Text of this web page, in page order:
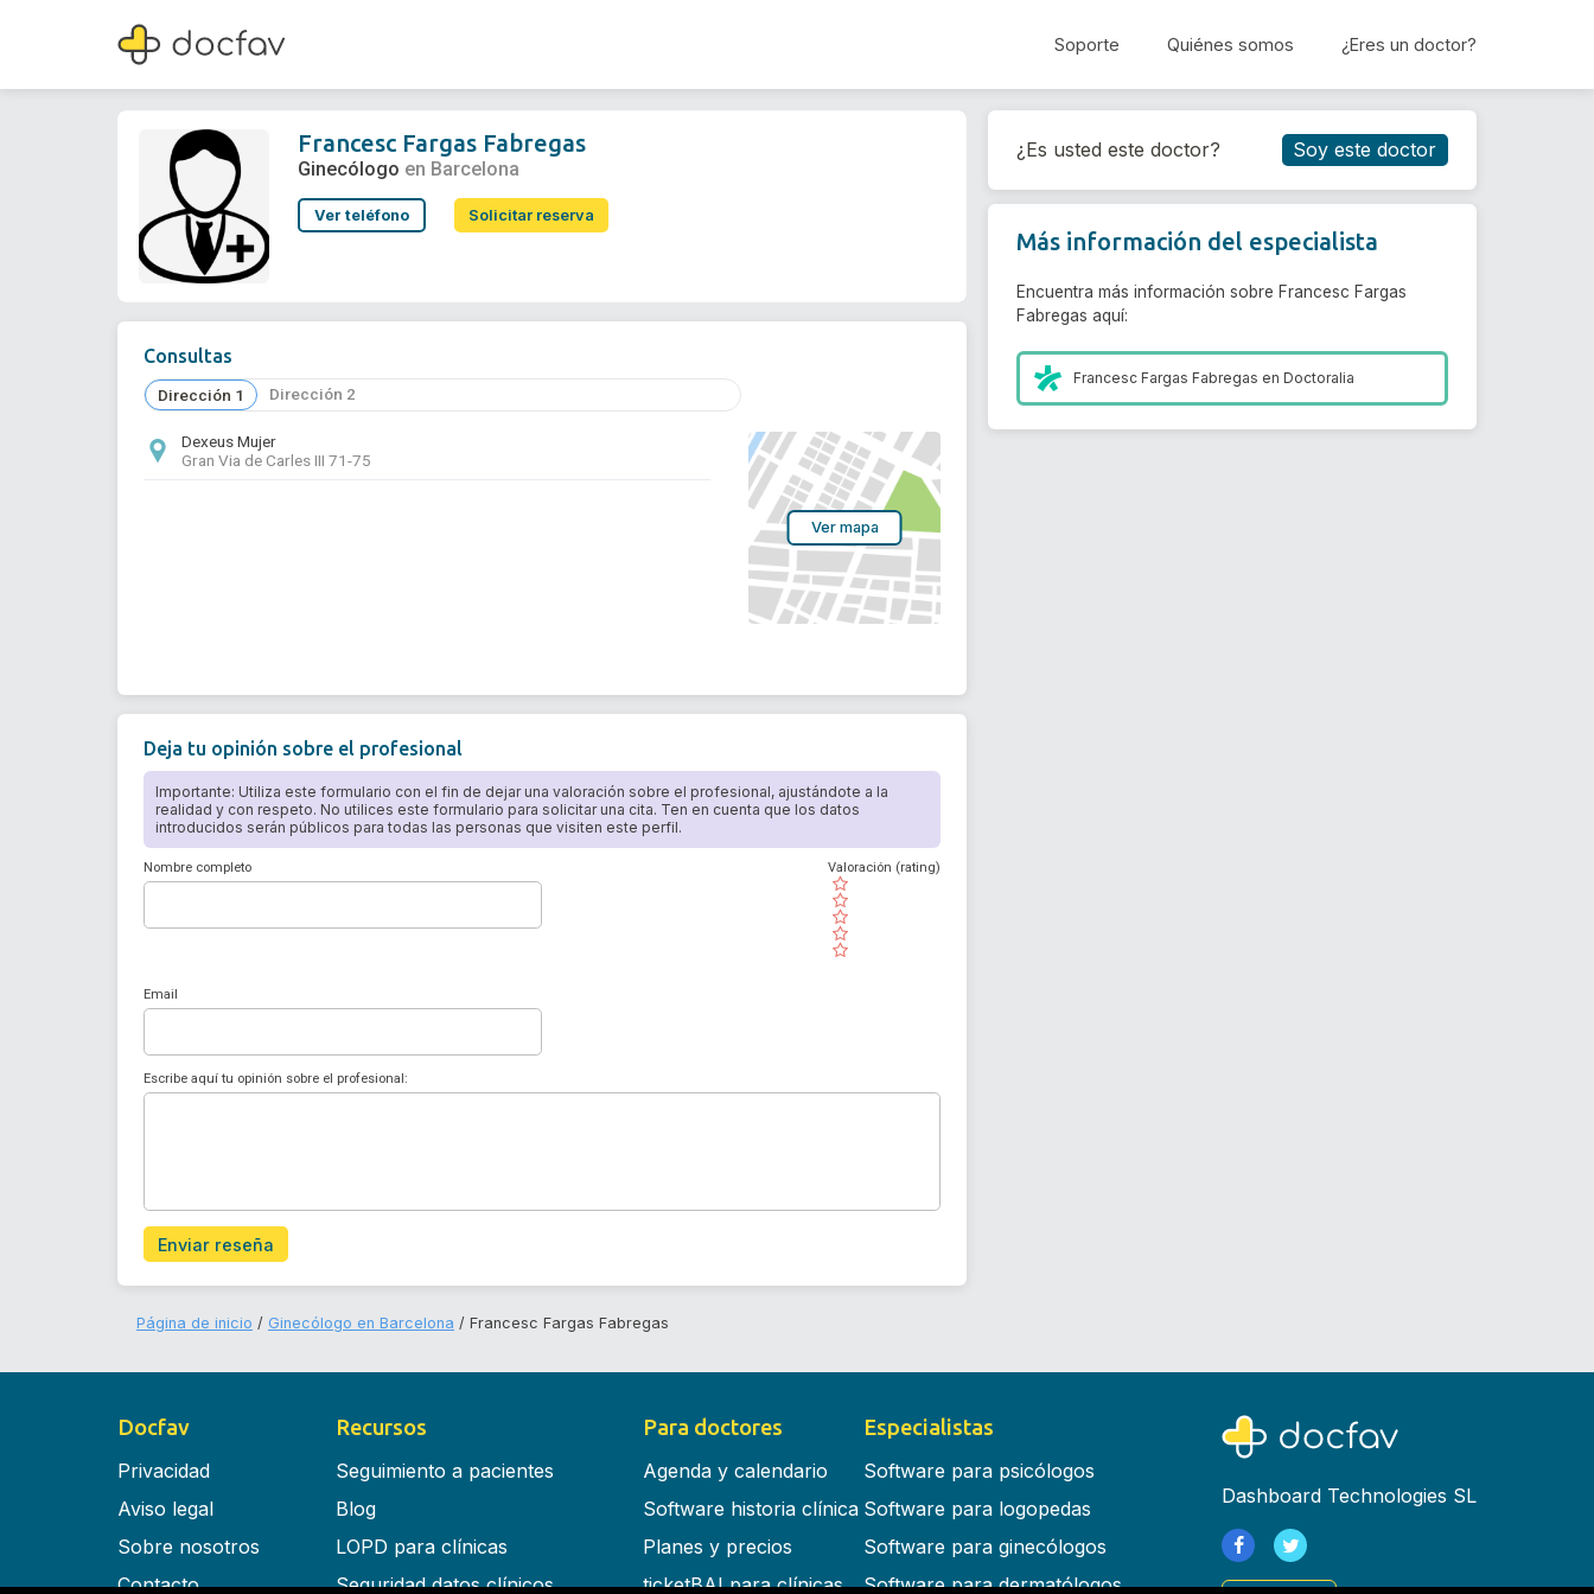
Soporte Quiénes somos ¿Eres un doctor?
Francesc Fargas Fabregas
Ginecólogo
Reservar cita
Francesc Fargas Fabregas
Ginecólogo en Barcelona
Ver teléfono Solicitar reserva
Consultas
Dirección 1 Dirección 2
Dexeus Mujer
Gran Via de Carles III 71-75
Ver mapa
Deja tu opinión sobre el profesional
Importante: Utiliza este formulario con el fin de dejar una valoración sobre el profesional, ajustándote a la
realidad y con respeto. No utilices este formulario para solicitar una cita. Ten en cuenta que los datos
introducidos serán públicos para todas las personas que visiten este perfil.
Nombre completo
( )
( )
( )
( )
( )
Valoración (rating)
Email
Escribe aquí tu opinión sobre el profesional:
Enviar reseña
¿Es usted este doctor? Soy este doctor
Más información del especialista
Encuentra más información sobre Francesc Fargas
Fabregas aquí:
Francesc Fargas Fabregas enDoctoralia
Página de inicio Ginecólogo en Barcelona Francesc Fargas Fabregas
Docfav
Privacidad
Aviso legal
Sobre nosotros
Contacto
Recursos
Seguimiento a pacientes
Blog
LOPD para clínicas
Seguridad datos clínicos
Para doctores
Agenda y calendario
Software historia clínica
Planes y precios
ticketBAI para clínicas
Especialistas
Software para psicólogos
Software para logopedas
Software para ginecólogos
Software para dermatólogos
Dashboard Technologies SL